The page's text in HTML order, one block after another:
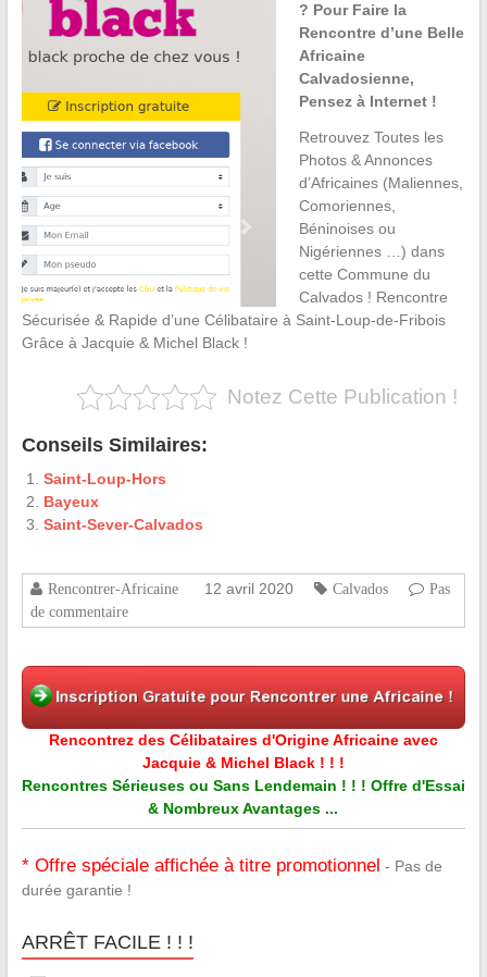
? Pour Faire la
Rencontre d’une Belle
Africaine
Calvadosienne,
Pensez à Internet !
Retrouvez Toutes les
Photos & Annonces
d’Africaines (Maliennes,
Comoriennes,
Béninoises ou
Nigériennes …) dans
cette Commune du
Calvados ! Rencontre
Sécurisée & Rapide d’une Célibataire à Saint-Loup-de-Fribois
Grâce à Jacquie & Michel Black !
Notez Cette Publication !
Conseils Similaires:
Saint-Loup-Hors
Bayeux
Saint-Sever-Calvados
Rencontrer-Africaine 12 avril 2020 Calvados
Pas
de commentaire
Rencontrez des Célibataires d'Origine Africaine avec
Jacquie & Michel Black ! ! !
Rencontres Sérieuses ou Sans Lendemain ! ! ! Offre d'Essai
& Nombreux Avantages ...
* Offre spéciale affichée à titre promotionnel - Pas de
durée garantie !
ARRÊT FACILE ! ! !